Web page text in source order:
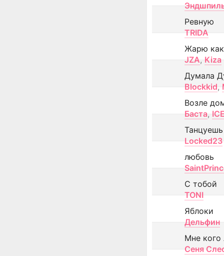
Ревную
TRIDA
Жарю
JZA, Kiza
Думала
Blockkid,
Возле
Баста,
Танцуешь
Locked23
любовь
С тобой
TONI
Яблоки
Дельфин
Мне кого
Сеня